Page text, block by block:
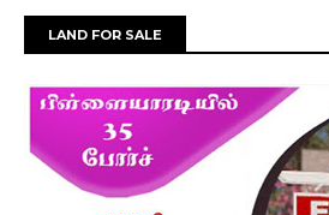
LAND FOR SALE